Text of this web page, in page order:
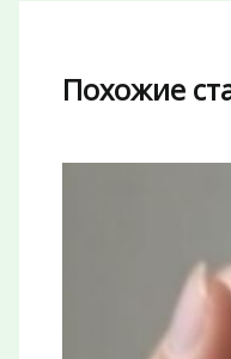
Похожие